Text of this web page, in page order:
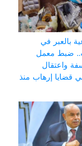
بالعبر في
ضبط معمل
واعتقال
قضايا إرهاب منذ